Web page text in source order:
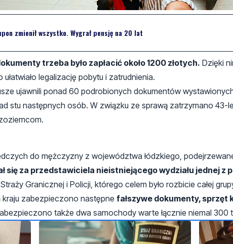
zmienił wszystko. Wygrał pensję na 20 lat
trzeba było zapłacić około 1200 złotych. Dzięki
legalizację pobytu i zatrudnienia.
ujawnili ponad 60 podrobionych dokumentów
stu następnych osób. W związku ze sprawą zatrzymano 43-
do mężczyzny z województwa łódzkiego,
się za przedstawiciela nieistniejącego wydziału jednej z
Granicznej i Policji, którego celem było rozbicie całej
zabezpieczono następne fałszywe dokumenty,
także dwa samochody warte łącznie niemal 300